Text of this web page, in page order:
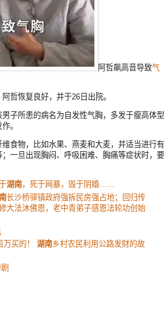
阿哲飙高音导致气
哲恢复良好，并于26日出院。
子所患的病名为自发性气胸，多发于瘦高体型
。
食物，比如水果、燕麦和大麦，并适当进行有
一旦出现胸闷、呼吸困难、胸痛等症状时，要
湖南，死于网暴，毁于阴婚……
长沙桥驿镇政府强拆民房强占地；回归传
大法沐佛恩，老中青弟子感恩法轮功创始
买的！ 湖南乡村农民利用公路发财的故